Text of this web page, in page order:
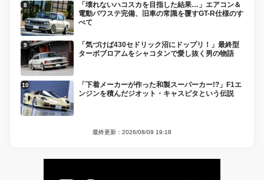
「壊れないハコスカを目指した結果…」エアコン＆
電動パワステ完備、旧車の常識を覆すGT-R仕様のす
べて
「気づけば430セドリック沼にドップリ！」最終型
ターボブロアムをシャコタンで愛し抜く男の物語
「下着メーカーが作った和製スーパーカー!?」F1エ
ンジンを積んだジオット・キャスピタという伝説
最終更新：2026/08/09 19:18